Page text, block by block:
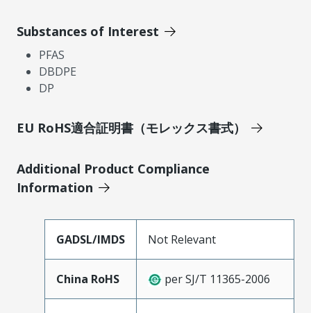
Substances of Interest
PFAS
DBDPE
DP
EU RoHS適合証明書（モレックス書式）
Additional Product Compliance
Information
GADSL/IMDS Not Relevant
China RoHS per SJ/T 11365-2006